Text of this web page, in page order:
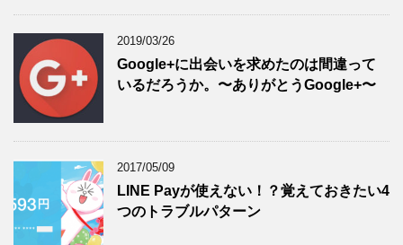
2019/03/26
Google+に出会いを求めたのは間違って
いるだろうか。〜ありがとうGoogle+〜
2017/05/09
LINE Payが使えない！？覚えておきたい4
つのトラブルパターン